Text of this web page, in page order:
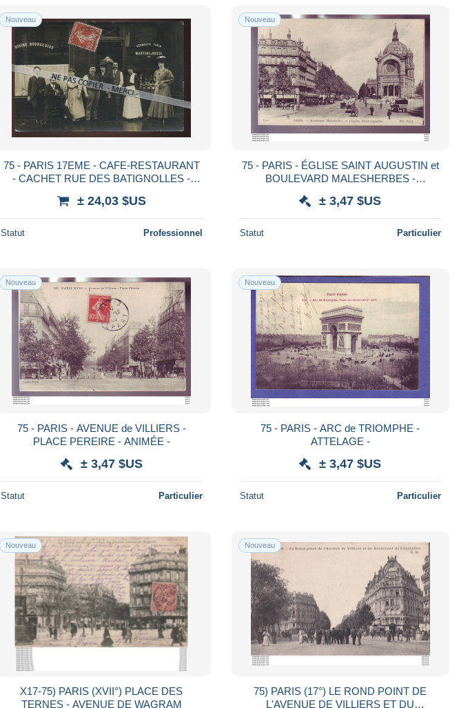
Nouveau
75 - PARIS 17EME - CAFE-RESTAURANT
- CACHET RUE DES BATIGNOLLES -
± 24,03 $US
Statut Professionnel
Nouveau
75 - PARIS - ÉGLISE SAINT AUGUSTIN et
BOULEVARD MALESHERBES -
± 3,47 $US
Statut Particulier
Nouveau
75 - PARIS - AVENUE de VILLIERS -
PLACE PEREIRE - ANIMÉE -
± 3,47 $US
Statut Particulier
Nouveau
75 - PARIS - ARC de TRIOMPHE -
ATTELAGE -
± 3,47 $US
Statut Particulier
Nouveau
X17-75) PARIS (XVII°) PLACE DES
TERNES - AVENUE DE WAGRAM
Nouveau
75) PARIS (17°) LE ROND POINT DE
L'AVENUE DE VILLIERS ET DU